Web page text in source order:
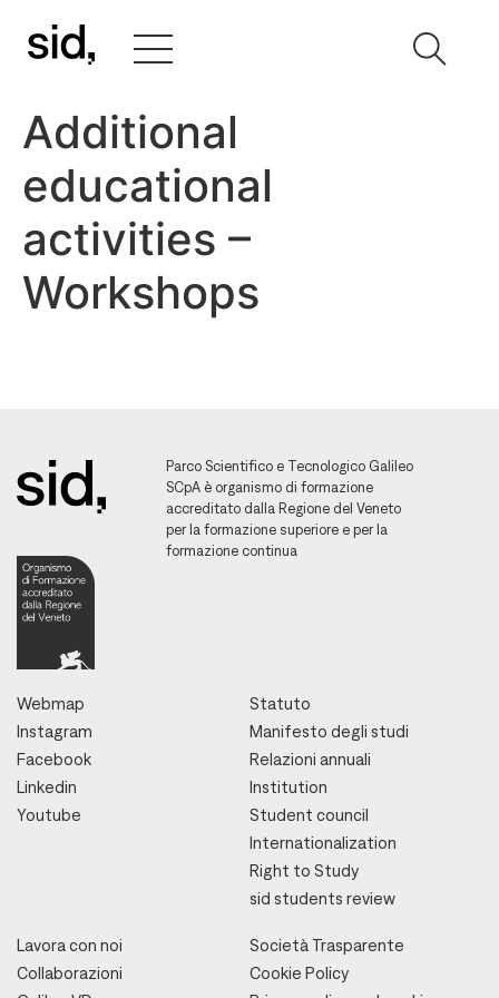
Additional
educational
activities –
Workshops
Parco Scientifico e Tecnologico Galileo
SCpA è organismo di formazione
accreditato dalla Regione del Veneto
per la formazione superiore e per la
formazione continua
Webmap
Instagram
Facebook
Linkedin
Youtube
Statuto
Manifesto degli studi
Relazioni annuali
Institution
Student council
Internationalization
Right to Study
sid students review
Lavora con noi
Collaborazioni
Società Trasparente
Cookie Policy